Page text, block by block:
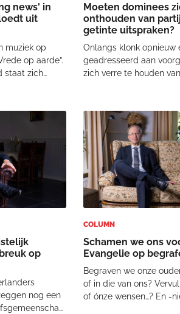
news' in
uit
muziek op
op aarde”.
staat zich
Ik vang
moet het
Moeten dominees
onthouden van
getinte uitspraken?
Onlangs klonk opnieuw
geadresseerd aan
zich verre te houden
ondertekend door
voorgangers uit
waarschuwden tegen
op
nog een
COLUMN
Schamen we ons
Evangelie op
Begraven we onze
of in die van ons?
of ónze wensen…? En -